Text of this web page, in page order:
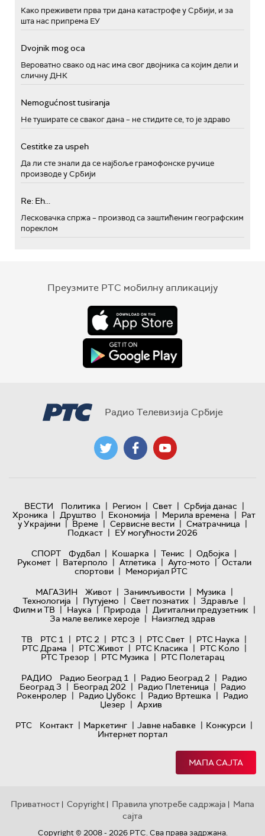
Како преживети прва три дана катастрофе у Србији, и за
шта нас припрема ЕУ
Dvojnik mog oca
Вероватно свако од нас има свог двојника са којим дели и
сличну ДНК
Nemogućnost tusiranja
Не туширате се сваког дана – не стидите се, то је здраво
Cestitke za uspeh
Да ли сте знали да се најбоље грамофонске ручице
производе у Србији
Re: Eh...
Лесковачка спржа – производ са заштићеним географским
пореклом
Преузмите РТС мобилну апликацију
Радио Телевизија Србије
ВЕСТИ Политика | Регион | Свет | Србија данас |
Хроника | Друштво | Економија | Мерила времена | Рат
у Украјини | Време | Сервисне вести | Сматрачница |
Подкаст | ЕУ могућности 2026
СПОРТ
Фудбал | Кошарка | Тенис | Одбојка |
Рукомет | Ватерполо | Атлетика | Ауто-мото | Остали
спортови | Меморијал РТС
МАГАЗИН
Живот | Занимљивости | Музика |
Технологијa | Путујемо | Свет познатих | Здравље |
Филм и ТВ | Наука | Природа | Дигитални предузетник |
За мале велике хероје | Наизглед здрав
ТВ
РТС 1 | РТС 2 | РТС 3 | РТС Свет | РТС Наука |
РТС Драма | РТС Живот | РТС Класика | РТС Коло |
РТС Трезор | РТС Музика | РТС Полетарац
РАДИО
Радио Београд 1 | Радио Београд 2 | Радио
Београд 3 | Београд 202 | Радио Плетеница | Радио
Рокенролер | Радио Џубокс | Радио Вртешка | Радио
Џезер | Архив
РТС
Контакт | Маркетинг | Јавне набавке | Конкурси |
Интернет портал
МАПА САЈТА
Приватност | Copyright | Правила употребе садржаја | Мапа
сајта
Copyright © 2008 - 2026 РТС. Сва права задржана.